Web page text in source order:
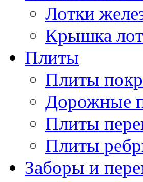
Лотки
Крышка
Плиты
Плиты
Дорожные
Плиты
Плиты
Заборы и